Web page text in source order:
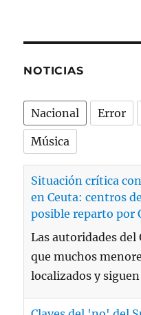
NOTICIAS
Nacional Error
Música
Situación crítica
en Ceuta: centros
posible reparto por
Las autoridades del
que muchos
localizados y